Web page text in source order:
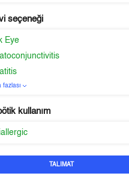
seçeneği
Eye
fazlası
kullanım
TALIMAT